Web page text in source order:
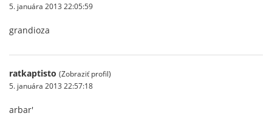
5. januára 2013 22:05:59
grandioza
ratkaptisto (Zobraziť profil)
5. januára 2013 22:57:18
arbar'